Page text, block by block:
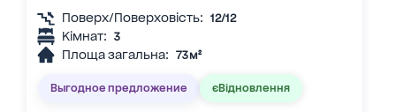
Поверх/Поверховість: 12/12
Кімнат: 3
Площа загальна: 73 м²
Выгодное предложение єВідновлення